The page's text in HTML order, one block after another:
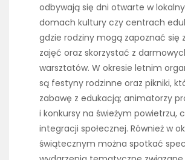
odbywają się dni otwarte w
domach kultury czy centrach
gdzie rodziny mogą zapoznać się
zajęć oraz skorzystać z
warsztatów. W okresie letnim
są festyny rodzinne oraz pikniki,
zabawę z edukacją; animatorzy
i konkursy na świeżym powietrzu,
integracji społecznej. Również w
świątecznym można spotkać